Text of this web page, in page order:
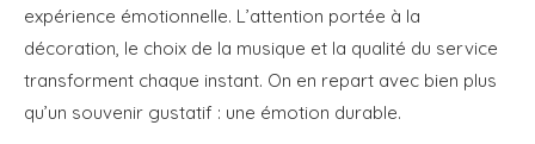
expérience émotionnelle. L’attention portée à la
décoration, le choix de la musique et la qualité du service
transforment chaque instant. On en repart avec bien plus
qu’un souvenir gustatif : une émotion durable.